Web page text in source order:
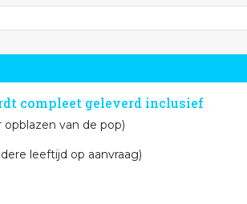
compleet geleverd inclusief
(voor opblazen van de pop)
(andere leeftijd op aanvraag)